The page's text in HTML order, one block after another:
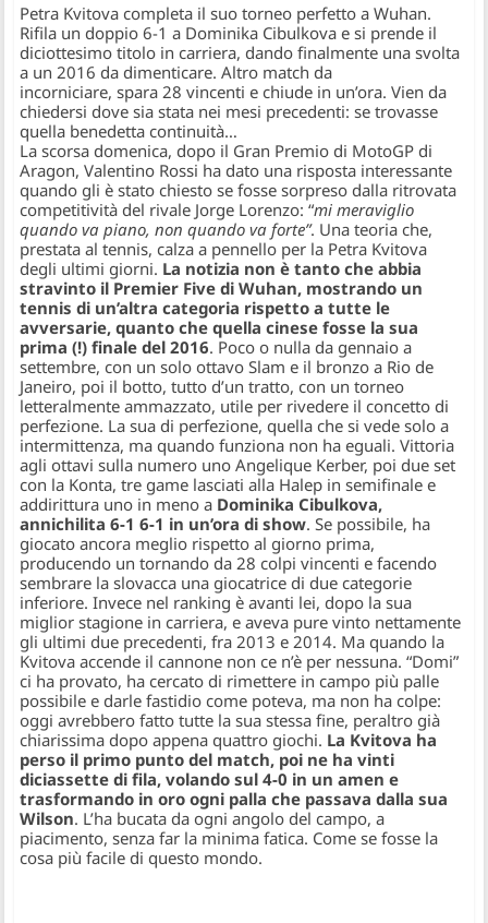
Petra Kvitova completa il suo torneo perfetto a Wuhan.
Rifila un doppio 6-1 a Dominika Cibulkova e si prende il
diciottesimo titolo in carriera, dando finalmente una svolta
a un 2016 da dimenticare. Altro match da
incorniciare, spara 28 vincenti e chiude in un’ora. Vien da
chiedersi dove sia stata nei mesi precedenti: se trovasse
quella benedetta continuità…
La scorsa domenica, dopo il Gran Premio di MotoGP di
Aragon, Valentino Rossi ha dato una risposta interessante
quando gli è stato chiesto se fosse sorpreso dalla ritrovata
competitività del rivale Jorge Lorenzo: “mi meraviglio
quando va piano, non quando va forte”. Una teoria che,
prestata al tennis, calza a pennello per la Petra Kvitova
degli ultimi giorni. La notizia non è tanto che abbia
stravinto il Premier Five di Wuhan, mostrando un
tennis di un’altra categoria rispetto a tutte le
avversarie, quanto che quella cinese fosse la sua
prima (!) finale del 2016. Poco o nulla da gennaio a
settembre, con un solo ottavo Slam e il bronzo a Rio de
Janeiro, poi il botto, tutto d’un tratto, con un torneo
letteralmente ammazzato, utile per rivedere il concetto di
perfezione. La sua di perfezione, quella che si vede solo a
intermittenza, ma quando funziona non ha eguali. Vittoria
agli ottavi sulla numero uno Angelique Kerber, poi due set
con la Konta, tre game lasciati alla Halep in semifinale e
addirittura uno in meno a Dominika Cibulkova,
annichilita 6-1 6-1 in un’ora di show. Se possibile, ha
giocato ancora meglio rispetto al giorno prima,
producendo un tornando da 28 colpi vincenti e facendo
sembrare la slovacca una giocatrice di due categorie
inferiore. Invece nel ranking è avanti lei, dopo la sua
miglior stagione in carriera, e aveva pure vinto nettamente
gli ultimi due precedenti, fra 2013 e 2014. Ma quando la
Kvitova accende il cannone non ce n’è per nessuna. “Domi”
ci ha provato, ha cercato di rimettere in campo più palle
possibile e darle fastidio come poteva, ma non ha colpe:
oggi avrebbero fatto tutte la sua stessa fine, peraltro già
chiarissima dopo appena quattro giochi. La Kvitova ha
perso il primo punto del match, poi ne ha vinti
diciassette di fila, volando sul 4-0 in un amen e
trasformando in oro ogni palla che passava dalla sua
Wilson. L’ha bucata da ogni angolo del campo, a
piacimento, senza far la minima fatica. Come se fosse la
cosa più facile di questo mondo.